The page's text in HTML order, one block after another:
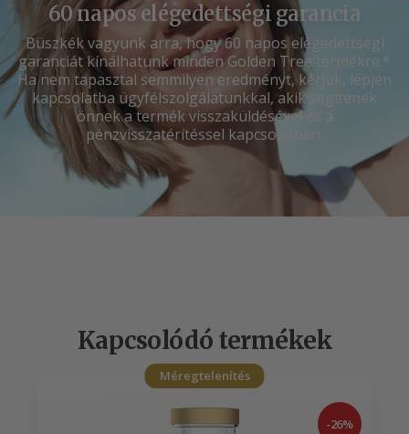
60 napos elégedettségi garancia
Büszkék vagyunk arra, hogy 60 napos elégedettségi
garanciát kínálhatunk minden Golden Tree termékre.*
Ha nem tapasztal semmilyen eredményt, kérjük, lépjen
kapcsolatba ügyfélszolgálatunkkal, akik segítenek
önnek a termék visszaküldésével és a
pénzvisszatérítéssel kapcsolatban.
Kapcsolódó termékek
Méregtelenítés
-26%